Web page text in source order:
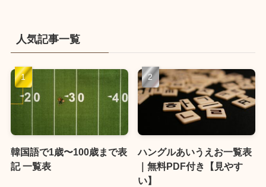
人気記事一覧
韓国語で1歳〜100歳まで表
記 一覧表
ハングルあいうえお一覧表
｜無料PDF付き【見やす
い】